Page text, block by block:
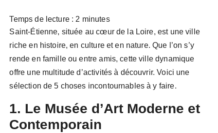
Temps de lecture : 2 minutes
Saint-Étienne, située au cœur de la Loire, est une ville
riche en histoire, en culture et en nature. Que l’on s’y
rende en famille ou entre amis, cette ville dynamique
offre une multitude d’activités à découvrir. Voici une
sélection de 5 choses incontournables à y faire.
1. Le Musée d’Art Moderne et
Contemporain